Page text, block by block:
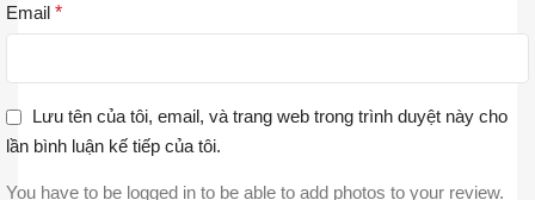
Email *
Lưu tên của tôi, email, và trang web trong trình duyệt này cho
lần bình luận kế tiếp của tôi.
You have to be logged in to be able to add photos to your review.